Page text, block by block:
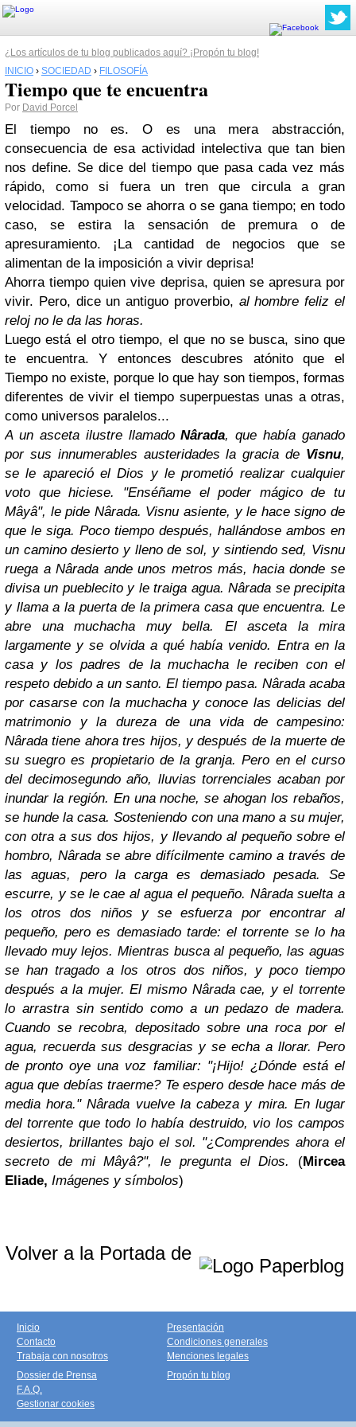
¿Los artículos de tu blog publicados aquí? ¡Propón tu blog!
INICIO › SOCIEDAD › FILOSOFÍA
Tiempo que te encuentra
Por David Porcel
El tiempo no es. O es una mera abstracción,
consecuencia de esa actividad intelectiva que tan bien
nos define. Se dice del tiempo que pasa cada vez más
rápido, como si fuera un tren que circula a gran
velocidad. Tampoco se ahorra o se gana tiempo; en todo
caso, se estira la sensación de premura o de
apresuramiento. ¡La cantidad de negocios que se
alimentan de la imposición a vivir deprisa!
Ahorra tiempo quien vive deprisa, quien se apresura por
vivir. Pero, dice un antiguo proverbio, al hombre feliz el
reloj no le da las horas.
Luego está el otro tiempo, el que no se busca, sino que
te encuentra. Y entonces descubres atónito que el
Tiempo no existe, porque lo que hay son tiempos, formas
diferentes de vivir el tiempo superpuestas unas a otras,
como universos paralelos...
A un asceta ilustre llamadoNârada, que había ganado
por sus innumerables austeridades la gracia de Visnu,
se le apareció el Dios y le prometió realizar cualquier
voto que hiciese. "Enséñame el poder mágico de tu
Mâyâ", le pide Nârada. Visnu asiente, y le hace signo de
que le siga. Poco tiempo después, hallándose ambos en
un camino desierto y lleno de sol, y sintiendo sed, Visnu
ruega a Nârada ande unos metros más, hacia donde se
divisa un pueblecito y le traiga agua. Nârada se precipita
y llama a la puerta de la primera casa que encuentra. Le
abre una muchacha muy bella. El asceta la mira
largamente y se olvida a qué había venido. Entra en la
casa y los padres de la muchacha le reciben con el
respeto debido a un santo. El tiempo pasa. Nârada acaba
por casarse con la muchacha y conoce las delicias del
matrimonio y la dureza de una vida de campesino:
Nârada tiene ahora tres hijos, y después de la muerte de
su suegro es propietario de la granja. Pero en el curso
del decimosegundo año, lluvias torrenciales acaban por
inundar la región. En una noche, se ahogan los rebaños,
se hunde la casa. Sosteniendo con una mano a su mujer,
con otra a sus dos hijos, y llevando al pequeño sobre el
hombro, Nârada se abre difícilmente camino a través de
las aguas, pero la carga es demasiado pesada. Se
escurre, y se le cae al agua el pequeño. Nârada suelta a
los otros dos niños y se esfuerza por encontrar al
pequeño, pero es demasiado tarde: el torrente se lo ha
llevado muy lejos. Mientras busca al pequeño, las aguas
se han tragado a los otros dos niños, y poco tiempo
después a la mujer. El mismo Nârada cae, y el torrente
lo arrastra sin sentido como a un pedazo de madera.
Cuando se recobra, depositado sobre una roca por el
agua, recuerda sus desgracias y se echa a llorar. Pero
de pronto oye una voz familiar: "¡Hijo! ¿Dónde está el
agua que debías traerme? Te espero desde hace más de
media hora." Nârada vuelve la cabeza y mira. En lugar
del torrente que todo lo había destruido, vio los campos
desiertos, brillantes bajo el sol. "¿Comprendes ahora el
secreto de mi Mâyâ?", le pregunta el Dios. (Mircea
Eliade, Imágenes y símbolos)
Volver a la Portada de
Inicio
Contacto
Trabaja con nosotros
Presentación
Condiciones generales
Menciones legales
Dossier de Prensa
F.A.Q.
Gestionar cookies
Propón tu blog